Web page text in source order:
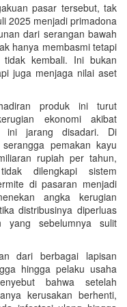
pasar tersebut, tak
2025 menjadi primadona
dari serangan bawah
hanya membasmi tetapi
kembali. Ini bukan
juga menjaga nilai aset
produk ini turut
ekonomi akibat
ini jarang disadari. Di
pemakan kayu
rupiah per tahun,
dilengkapi sistem
di pasaran menjadi
angka kerugian
distribusinya diperluas
yang sebelumnya sulit
dari berbagai lapisan
hingga pelaku usaha
bahwa setelah
kerusakan berhenti,